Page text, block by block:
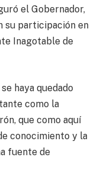
el Gobernador,
su participación en
Inagotable de
haya quedado
como la
que como aquí
conocimiento y la
fuente de